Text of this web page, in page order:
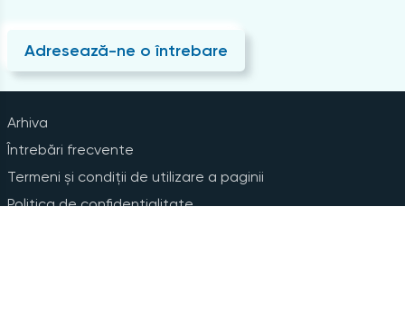
Adresează-ne o întrebare
Arhiva
Întrebări frecvente
Termeni și condiții de utilizare a paginii
Politica de confidențialitate